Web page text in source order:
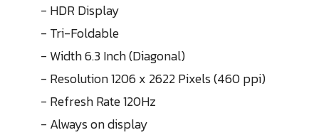
- HDR Display
- Tri-Foldable
- Width 6.3 Inch (Diagonal)
- Resolution 1206 x 2622 Pixels (460 ppi)
- Refresh Rate 120Hz
- Always on display